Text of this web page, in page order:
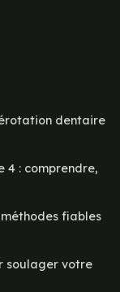
dentaire
: comprendre,
fiables
soulager votre